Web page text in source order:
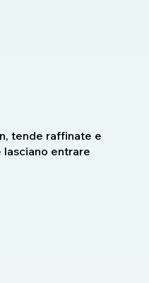
tende raffinate e
entrare